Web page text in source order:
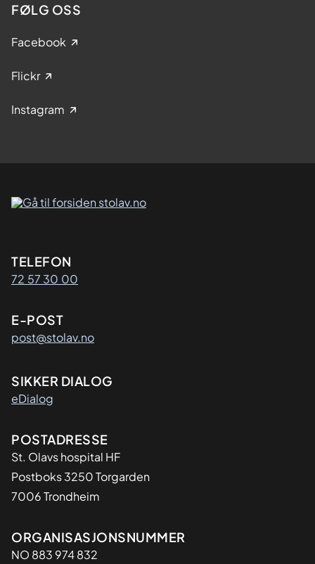
FØLG OSS
Facebook
Flickr
Instagram
Kontaktinformasjon
TELEFON
72 57 30 00
E-POST
post@stolav.no
SIKKER DIALOG
eDialog
Adresse
POSTADRESSE
St. Olavs hospital HF
Postboks 3250 Torgarden
7006 Trondheim
Organisasjon
ORGANISASJONSNUMMER
NO 883 974 832